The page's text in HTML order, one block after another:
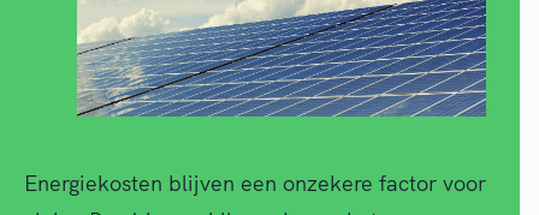
Energiekosten blijven een onzekere factor voor